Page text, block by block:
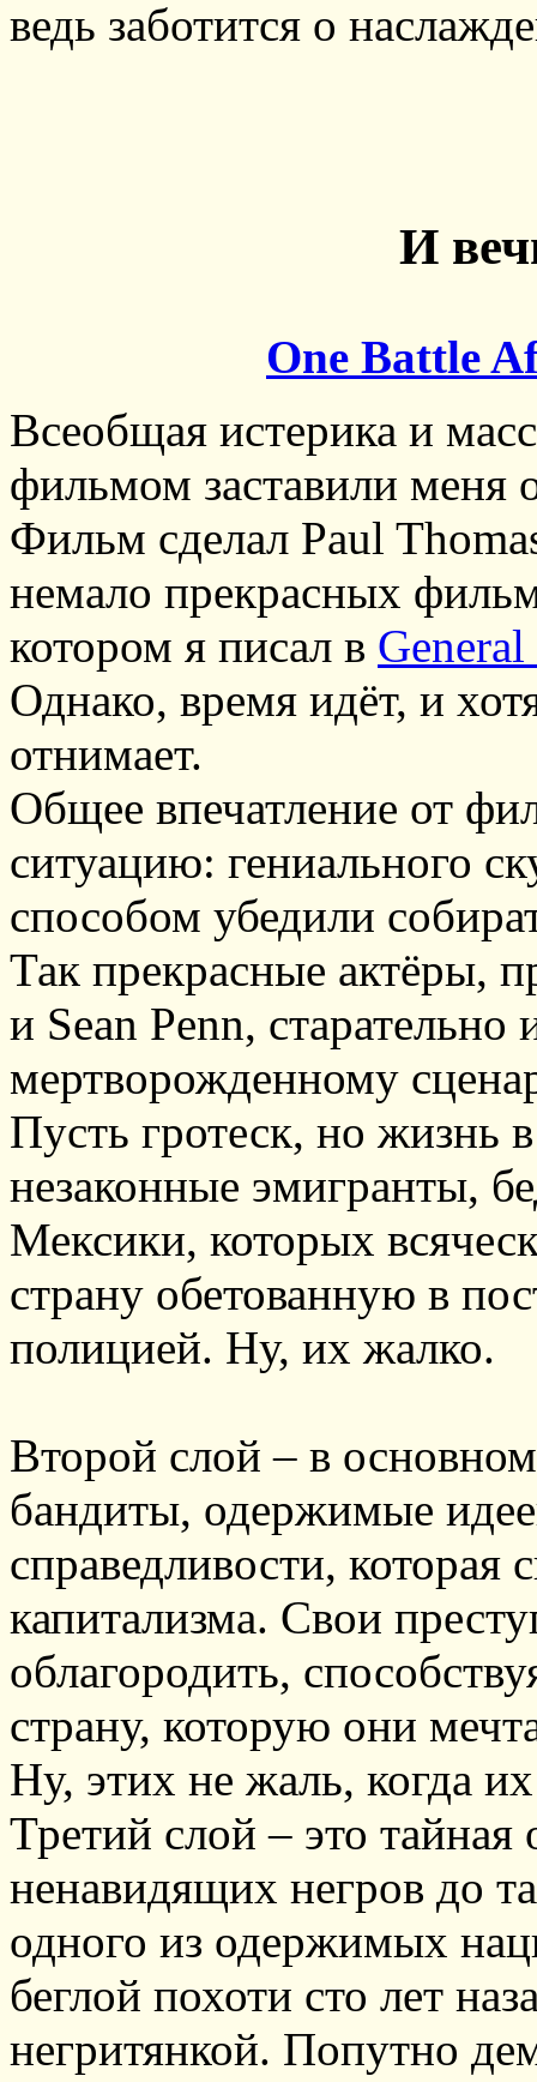
ведь заботится о
И
One Battle
Всеобщая истерика и
фильмом заставили меня
Фильм сделал Paul
немало прекрасных
котором я писал в
Однако, время идёт, и
отнимает.
Общее впечатление от
ситуацию: гениального
способом убедили
Так прекрасные актёры,
и Sean Penn,
мертворожденному
Пусть гротеск, но жизнь
незаконные эмигранты,
Мексики, которых
страну обетованную в
полицией. Ну, их жалко.
Второй слой – в
бандиты, одержимые
справедливости,
капитализма. Свои
облагородить,
страну, которую они
Ну, этих не жаль, когда
Третий слой – это тайная
ненавидящих негров до
одного из одержимых
беглой похоти сто лет
негритянкой. Попутно